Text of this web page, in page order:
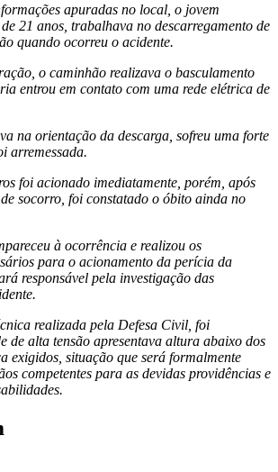
apuradas no local, o jovem
21 anos, trabalhava no descarregamento de
quando ocorreu o acidente.
o caminhão realizava o basculamento
entrou em contato com uma rede elétrica de
na orientação da descarga, sofreu uma forte
arremessada.
foi acionado imediatamente, porém, após
socorro, foi constatado o óbito ainda no
à ocorrência e realizou os
para o acionamento da perícia da
responsável pela investigação das
realizada pela Defesa Civil, foi
de alta tensão apresentava altura abaixo dos
exigidos, situação que será formalmente
competentes para as devidas providências e